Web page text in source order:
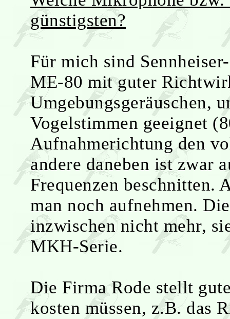
günstigsten?
Für mich sind
ME-80 mit guter
Umgebungsgeräuschen,
Vogelstimmen geeignet
Aufnahmerichtung den
andere daneben ist zwar
Frequenzen beschnitten.
man noch aufnehmen.
inzwischen nicht mehr,
MKH-Serie.
Die Firma Rode stellt
kosten müssen, z.B. das